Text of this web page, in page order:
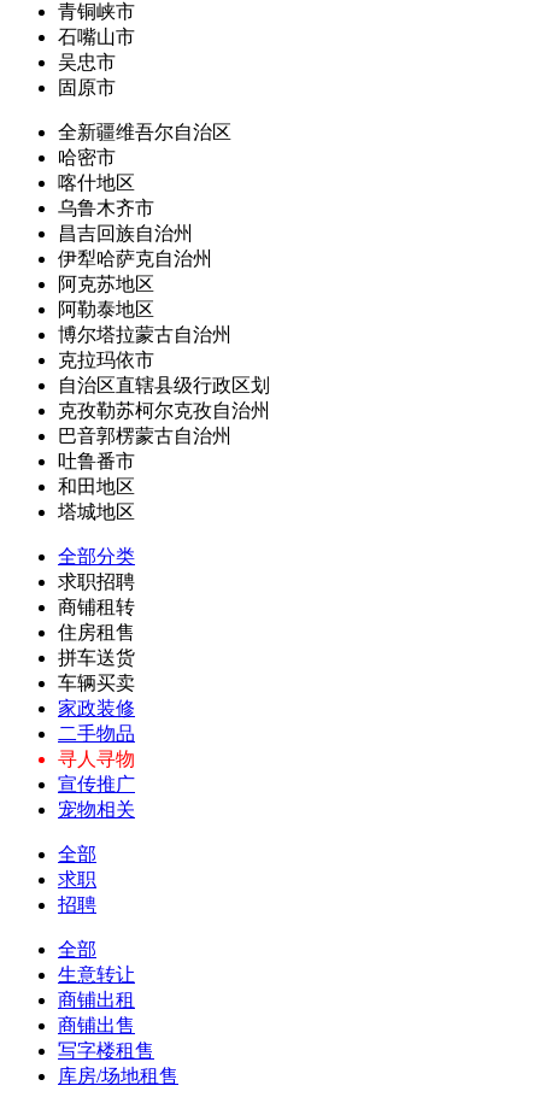
青铜峡市
石嘴山市
吴忠市
固原市
全新疆维吾尔自治区
哈密市
喀什地区
乌鲁木齐市
昌吉回族自治州
伊犁哈萨克自治州
阿克苏地区
阿勒泰地区
博尔塔拉蒙古自治州
克拉玛依市
自治区直辖县级行政区划
克孜勒苏柯尔克孜自治州
巴音郭楞蒙古自治州
吐鲁番市
和田地区
塔城地区
全部分类
求职招聘
商铺租转
住房租售
拼车送货
车辆买卖
家政装修
二手物品
寻人寻物
宣传推广
宠物相关
全部
求职
招聘
全部
生意转让
商铺出租
商铺出售
写字楼租售
库房/场地租售